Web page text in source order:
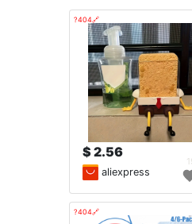
🔗404?
2.56 $
aliexpress
🔗404?